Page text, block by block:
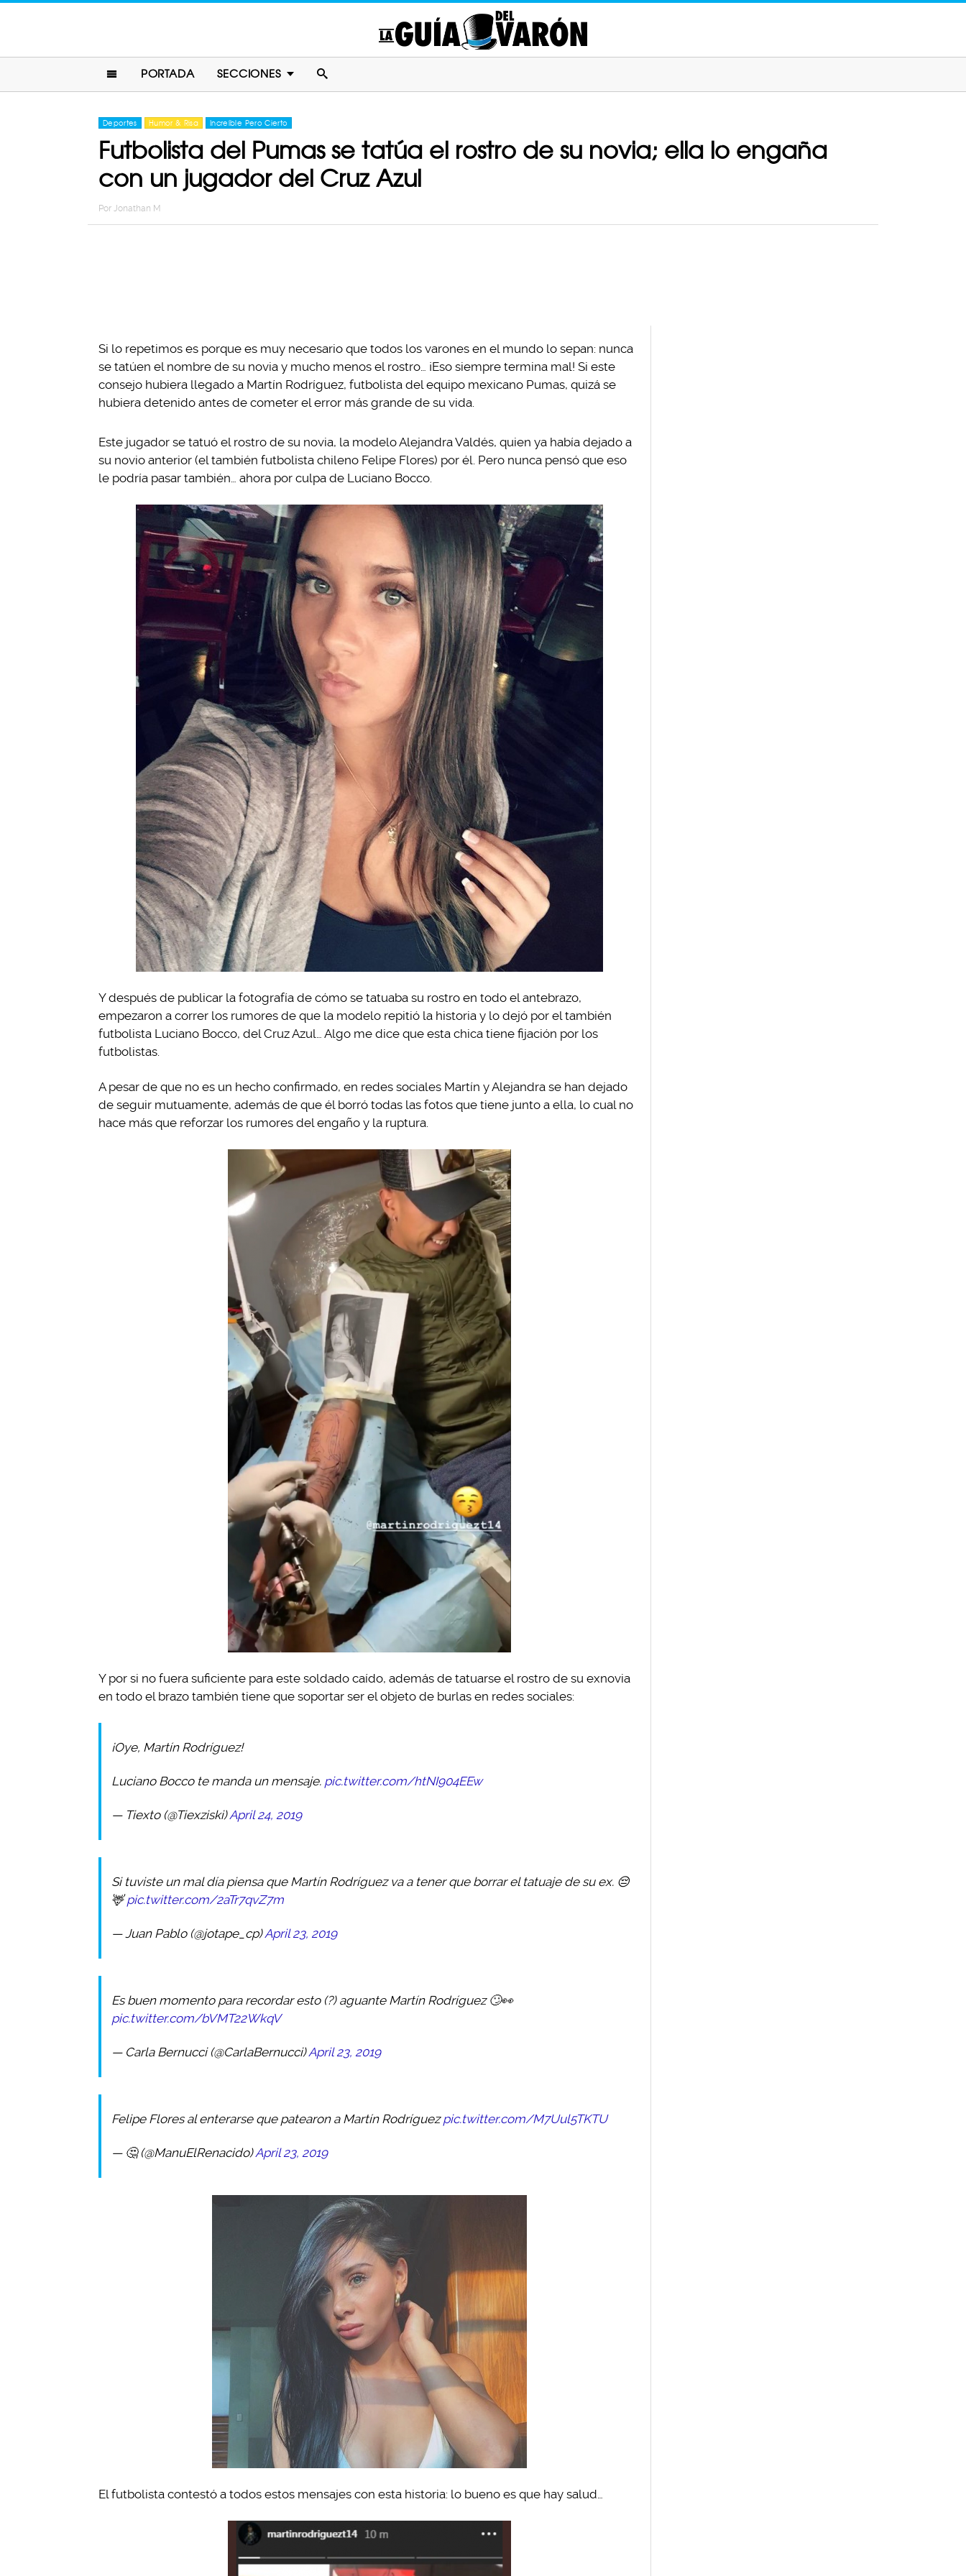
PORTADA SECCIONES
Deportes Humor & Risa Increíble Pero Cierto
Futbolista del Pumas se tatúa el rostro de su novia; ella lo engaña
con un jugador del Cruz Azul
Por Jonathan M
Si lo repetimos es porque es muy necesario que todos los varones en el mundo lo sepan: nunca
se tatúen el nombre de su novia y mucho menos el rostro… ¡Eso siempre termina mal! Si este
consejo hubiera llegado a Martín Rodríguez, futbolista del equipo mexicano Pumas, quizá se
hubiera detenido antes de cometer el error más grande de su vida.
Este jugador se tatuó el rostro de su novia, la modelo Alejandra Valdés, quien ya había dejado a
su novio anterior (el también futbolista chileno Felipe Flores) por él. Pero nunca pensó que eso
le podría pasar también… ahora por culpa de Luciano Bocco.
Y después de publicar la fotografía de cómo se tatuaba su rostro en todo el antebrazo,
empezaron a correr los rumores de que la modelo repitió la historia y lo dejó por el también
futbolista Luciano Bocco, del Cruz Azul… Algo me dice que esta chica tiene fijación por los
futbolistas.
A pesar de que no es un hecho confirmado, en redes sociales Martín y Alejandra se han dejado
de seguir mutuamente, además de que él borró todas las fotos que tiene junto a ella, lo cual no
hace más que reforzar los rumores del engaño y la ruptura.
Y por si no fuera suficiente para este soldado caído, además de tatuarse el rostro de su exnovia
en todo el brazo también tiene que soportar ser el objeto de burlas en redes sociales:
¡Oye, Martín Rodríguez!
Luciano Bocco te manda un mensaje. pic.twitter.com/htNI904EEw
— Tiexto (@Tiexziski)April 24, 2019
Si tuviste un mal día piensa que Martín Rodríguez va a tener que borrar el tatuaje de su ex. 😔
🦌pic.twitter.com/2aTr7qvZ7m
— Juan Pablo (@jotape_cp)April 23, 2019
Es buen momento para recordar esto (?) aguante Martín Rodríguez 🙄👀
pic.twitter.com/bVMT22WkqV
— Carla Bernucci (@CarlaBernucci)April 23, 2019
Felipe Flores al enterarse que patearon a Martín Rodríguezpic.twitter.com/M7Uul5TKTU
— 🤔 (@ManuElRenacido)April 23, 2019
El futbolista contestó a todos estos mensajes con esta historia: lo bueno es que hay salud…